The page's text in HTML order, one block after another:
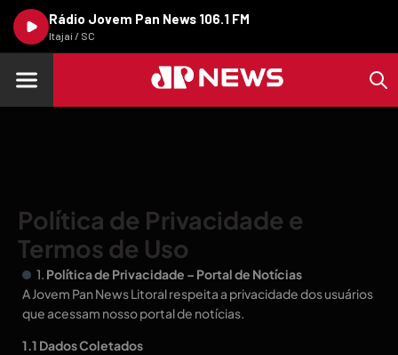
Rádio Jovem Pan News 106.1 FM
Itajaí / SC
Política de Privacidade e
Termos de Uso
1. Política de Privacidade – Portal de Notícias
A Jovem Pan News Litoral respeita a privacidade dos usuários
que acessam nosso portal de notícias.
1.1 Dados Coletados